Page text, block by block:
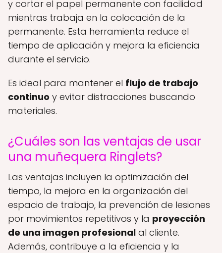
y cortar el papel permanente con facilidad
mientras trabaja en la colocación de la
permanente. Esta herramienta reduce el
tiempo de aplicación y mejora la eficiencia
durante el servicio.
Es ideal para mantener el flujo de trabajo
continuo y evitar distracciones buscando
materiales.
¿Cuáles son las ventajas de usar
una muñequera Ringlets?
Las ventajas incluyen la optimización del
tiempo, la mejora en la organización del
espacio de trabajo, la prevención de lesiones
por movimientos repetitivos y la proyección
de una imagen profesional al cliente.
Además, contribuye a la eficiencia y la